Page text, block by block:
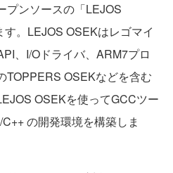
プンソースの「LEJOS
。LEJOS OSEKはレゴマイ
、I/Oドライバ、ARM7プロ
TOPPERS OSEKなどを含む
OSEKを使ってGCCツー
の開発環境を構築しま